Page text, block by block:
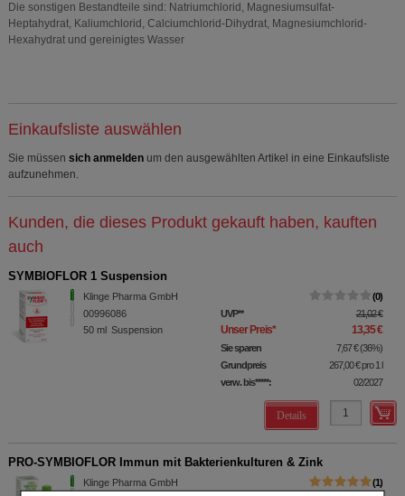
Die sonstigen Bestandteile sind: Natriumchlorid, Magnesiumsulfat-
Heptahydrat, Kaliumchlorid, Calciumchlorid-Dihydrat, Magnesiumchlorid-
Hexahydrat und gereinigtes Wasser
Einkaufsliste auswählen
Sie müssen sich anmelden um den ausgewählten Artikel in eine Einkaufsliste
aufzunehmen.
Kunden, die dieses Produkt gekauft haben, kauften
auch
SYMBIOFLOR 1 Suspension
Klinge Pharma GmbH
00996086
50 ml Suspension
0
UVP** 21,02 €
Unser Preis* 13,35 €
Sie sparen 7,67 € (36%)
Grundpreis
267,00 €pro 1 l
verw. bis*****:
02/2027
Details
PRO-SYMBIOFLOR Immun mit Bakterienkulturen & Zink
Klinge Pharma GmbH
1